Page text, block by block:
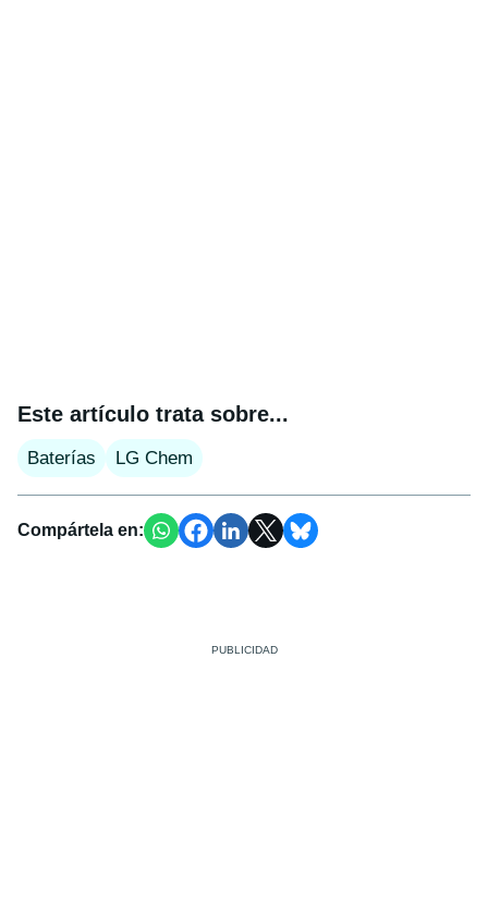
Este artículo trata sobre...
Baterías LG Chem
Compártela en: